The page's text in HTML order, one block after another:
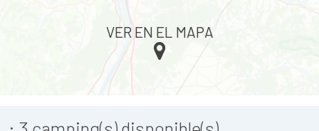
VER EN EL MAPA